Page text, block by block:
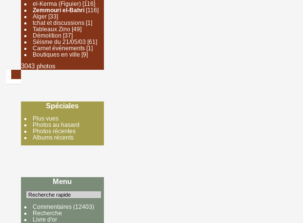
el-Kerma (Figuier)[116]
Zemmouri el-Bahri[116]
Alger[33]
tchat et discussions[1]
Tableaux Zino[49]
Démolition [37]
Séisme du 21/05/03 [61]
Carnet événements[1]
Boutiques en ville [9]
3043 photos
Spéciales
Plus vues
Photos au hasard
Photos récentes
Albums récents
Menu
Commentaires(12403)
Recherche
Livre d'or